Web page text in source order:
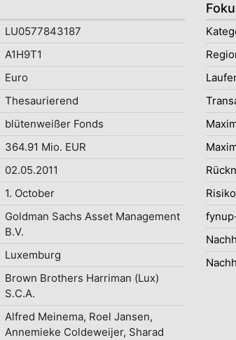
LU0577843187
A1H9T1
Euro
Thesaurierend
blütenweißer Fonds
364.91 Mio. EUR
02.05.2011
1. October
Goldman Sachs Asset Management
B.V.
Luxemburg
Brown Brothers Harriman (Lux)
S.C.A.
Alfred Meinema, Roel Jansen,
Annemieke Coldeweijer, Sharad